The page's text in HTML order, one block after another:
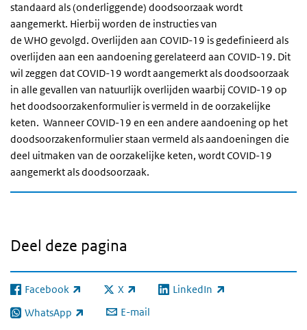
standaard als (onderliggende) doodsoorzaak wordt
aangemerkt. Hierbij worden de instructies van
de WHO gevolgd. Overlijden aan COVID-19 is gedefinieerd als
overlijden aan een aandoening gerelateerd aan COVID-19. Dit
wil zeggen dat COVID-19 wordt aangemerkt als doodsoorzaak
in alle gevallen van natuurlijk overlijden waarbij COVID-19 op
het doodsoorzakenformulier is vermeld in de oorzakelijke
keten. Wanneer COVID-19 en een andere aandoening op het
doodsoorzakenformulier staan vermeld als aandoeningen die
deel uitmaken van de oorzakelijke keten, wordt COVID-19
aangemerkt als doodsoorzaak.
Deel deze pagina
Facebook
(externe link) X
(externe link) LinkedIn
(externe link)
WhatsApp
(externe link) E-mail